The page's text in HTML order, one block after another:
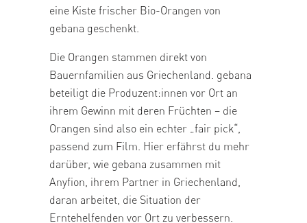
eine Kiste frischer Bio-Orangen von
gebana geschenkt.
Die Orangen stammen direkt von
Bauernfamilien aus Griechenland. gebana
beteiligt die Produzent:innen vor Ort an
ihrem Gewinn mit deren Früchten – die
Orangen sind also ein echter „fair pick“,
passend zum Film. Hier erfährst du mehr
darüber, wie gebana zusammen mit
Anyfion, ihrem Partner in Griechenland,
daran arbeitet, die Situation der
Erntehelfenden vor Ort zu verbessern.